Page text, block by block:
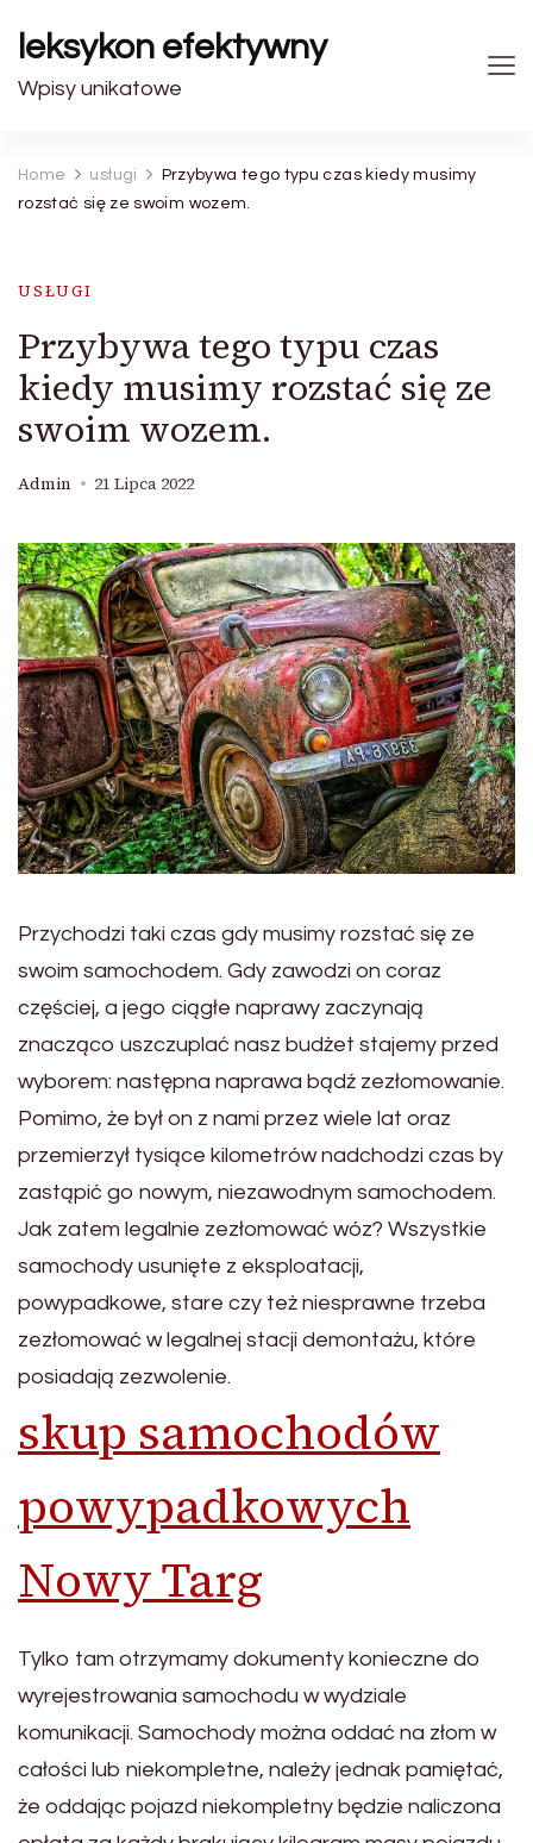
leksykon efektywny
Wpisy unikatowe
Home usługi
Przybywa tego typu czas kiedy musimy
rozstać się ze swoim wozem.
USŁUGI
Przybywa tego typu czas
kiedy musimy rozstać się ze
swoim wozem.
Admin 21 Lipca 2022
Przychodzi taki czas gdy musimy rozstać się ze
swoim samochodem. Gdy zawodzi on coraz
częściej, a jego ciągłe naprawy zaczynają
znacząco uszczuplać nasz budżet stajemy przed
wyborem: następna naprawa bądź zezłomowanie.
Pomimo, że był on z nami przez wiele lat oraz
przemierzył tysiące kilometrów nadchodzi czas by
zastąpić go nowym, niezawodnym samochodem.
Jak zatem legalnie zezłomować wóz? Wszystkie
samochody usunięte z eksploatacji,
powypadkowe, stare czy też niesprawne trzeba
zezłomować w legalnej stacji demontażu, które
posiadają zezwolenie.
skup samochodów
powypadkowych
Nowy Targ
Tylko tam otrzymamy dokumenty konieczne do
wyrejestrowania samochodu w wydziale
komunikacji. Samochody można oddać na złom w
całości lub niekompletne, należy jednak pamiętać,
że oddając pojazd niekompletny będzie naliczona